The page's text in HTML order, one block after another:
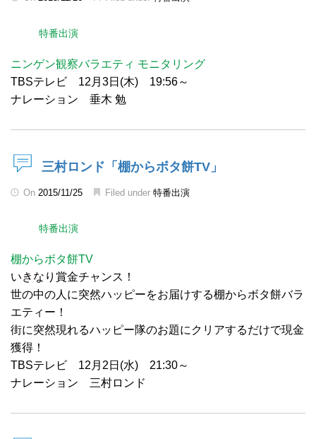
特番出演
ニンゲン観察バラエティ モニタリング
TBSテレビ 12月3日(木) 19:56～
ナレーション 垂木 勉
三村ロンド「棚からボタ餅TV」
On 2015/11/25 Filed under 特番出演
特番出演
棚からボタ餅TV
いきなり賞金チャンス！
世の中の人に突然ハッピーをお届けする棚からボタ餅バラ
エティー！
街に突然現れるハッピー隊のお題にクリアするだけで現金
獲得！
TBSテレビ 12月2日(水) 21:30～
ナレーション 三村ロンド